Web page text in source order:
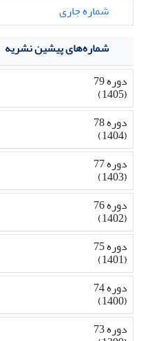
شماره جاری
شماره‌های پیشین نشریه
دوره 79
(1405)
دوره 78
(1404)
دوره 77
(1403)
دوره 76
(1402)
دوره 75
(1401)
دوره 74
(1400)
دوره 73